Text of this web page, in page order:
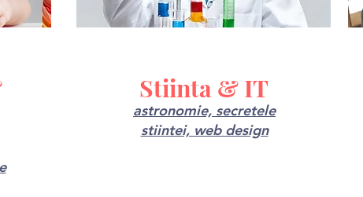
Stiinta & IT
astronomie, secretele
stiintei, web design